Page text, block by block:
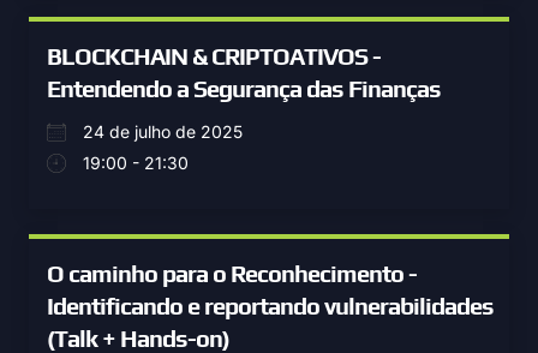
BLOCKCHAIN & CRIPTOATIVOS -
Entendendo a Segurança das Finanças
24 de julho de 2025
19:00 - 21:30
O caminho para o Reconhecimento -
Identificando e reportando vulnerabilidades
(Talk + Hands-on)